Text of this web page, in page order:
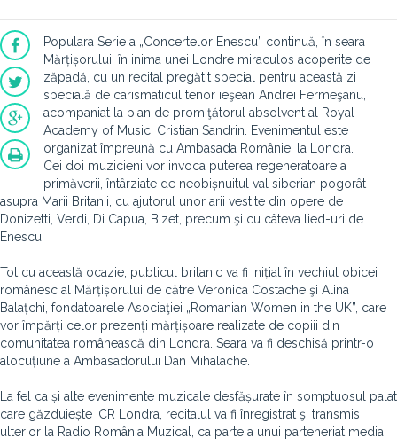
Populara Serie a „Concertelor Enescu” continuă, în seara
Mărțișorului, în inima unei Londre miraculos acoperite de
zăpadă, cu un recital pregătit special pentru această zi
specială de carismaticul tenor ieşean Andrei Fermeşanu,
acompaniat la pian de promiţătorul absolvent al Royal
Academy of Music, Cristian Sandrin. Evenimentul este
organizat împreună cu Ambasada României la Londra.
Cei doi muzicieni vor invoca puterea regeneratoare a
primăverii, întârziate de neobișnuitul val siberian pogorât
asupra Marii Britanii, cu ajutorul unor arii vestite din opere de
Donizetti, Verdi, Di Capua, Bizet, precum şi cu câteva lied-uri de
Enescu.
Tot cu această ocazie, publicul britanic va fi inițiat în vechiul obicei
românesc al Mărțișorului de către Veronica Costache şi Alina
Balațchi, fondatoarele Asociaţiei „Romanian Women in the UK”, care
vor împărți celor prezenți mărțișoare realizate de copiii din
comunitatea românească din Londra. Seara va fi deschisă printr-o
alocuțiune a Ambasadorului Dan Mihalache.
La fel ca și alte evenimente muzicale desfășurate în somptuosul palat
care găzduiește ICR Londra, recitalul va fi înregistrat şi transmis
ulterior la Radio România Muzical, ca parte a unui parteneriat media.